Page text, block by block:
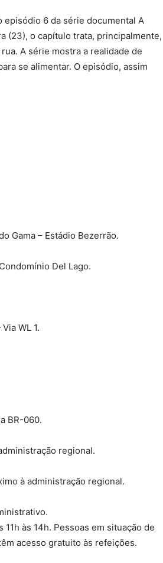
episódio 6 da série documental A
(23), o capítulo trata, principalmente,
A série mostra a realidade de
se alimentar. O episódio, assim
Gama – Estádio Bezerrão.
Del Lago.
WL 1.
BR-060.
regional.
à administração regional.
às 14h. Pessoas em situação de
acesso gratuito às refeições.